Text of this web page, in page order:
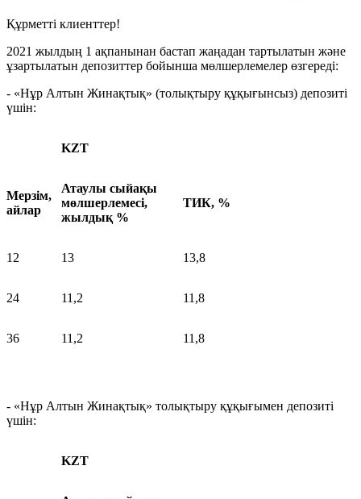
Құрметті клиенттер!
2021 жылдың 1 ақпанынан бастап жаңадан тартылатын және
ұзартылатын депозиттер бойынша мөлшерлемелер өзгереді:
- «Нұр Алтын Жинақтық» (толықтыру құқығынсыз) депозиті
үшін:
KZT
Мерзім,
айлар
Атаулы сыйақы
мөлшерлемесі,
жылдық %
ТИК, %
12 13 13,8
24 11,2 11,8
36 11,2 11,8
- «Нұр Алтын Жинақтық» толықтыру құқығымен депозиті
үшін:
KZT